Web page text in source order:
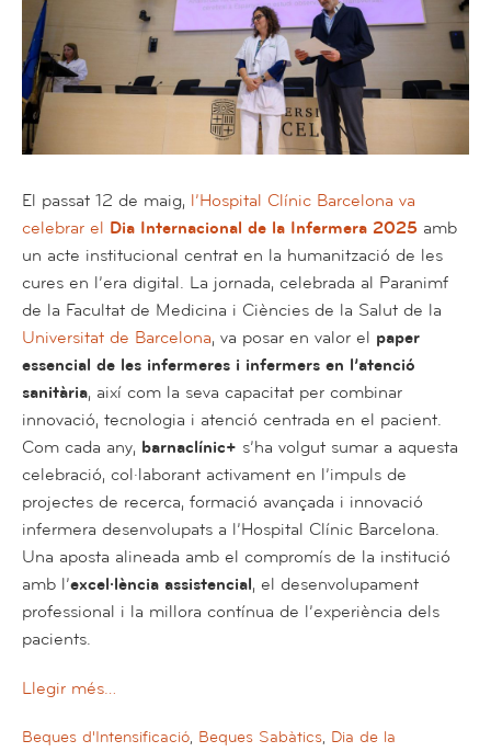
El passat 12 de maig, l’Hospital Clínic Barcelona va
celebrar el Dia Internacional de la Infermera 2025 amb
un acte institucional centrat en la humanització de les
cures en l’era digital. La jornada, celebrada al Paranimf
de la Facultat de Medicina i Ciències de la Salut de la
Universitat de Barcelona, va posar en valor el paper
essencial de les infermeres i infermers en l’atenció
sanitària, així com la seva capacitat per combinar
innovació, tecnologia i atenció centrada en el pacient.
Com cada any, barnaclínic+ s’ha volgut sumar a aquesta
celebració, col·laborant activament en l’impuls de
projectes de recerca, formació avançada i innovació
infermera desenvolupats a l’Hospital Clínic Barcelona.
Una aposta alineada amb el compromís de la institució
amb l’excel·lència assistencial, el desenvolupament
professional i la millora contínua de l’experiència dels
pacients.
Llegir més…
Beques d'Intensificació, Beques Sabàtics, Dia de la